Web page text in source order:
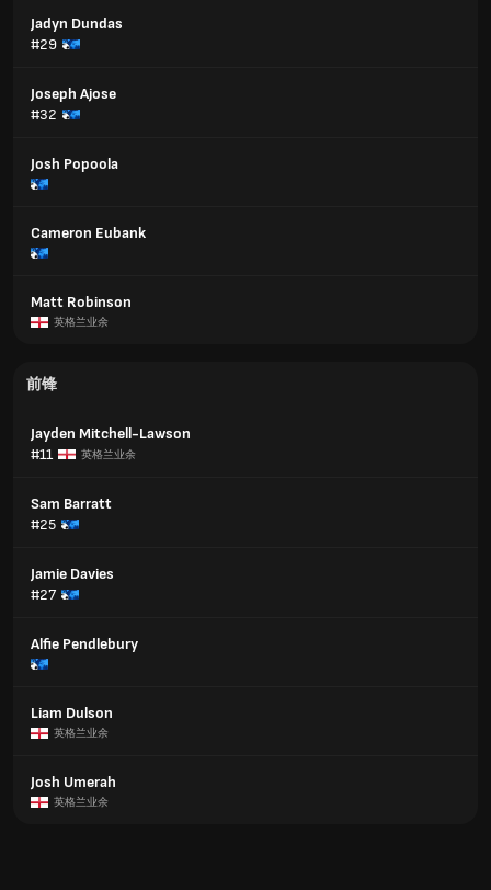
Jadyn Dundas
#29
Joseph Ajose
#32
Josh Popoola
Cameron Eubank
Matt Robinson
英格兰业余
前锋
Jayden Mitchell-Lawson
#11
英格兰业余
Sam Barratt
#25
Jamie Davies
#27
Alfie Pendlebury
Liam Dulson
英格兰业余
Josh Umerah
英格兰业余